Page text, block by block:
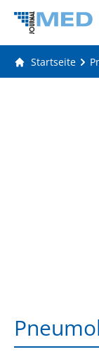
Startseite